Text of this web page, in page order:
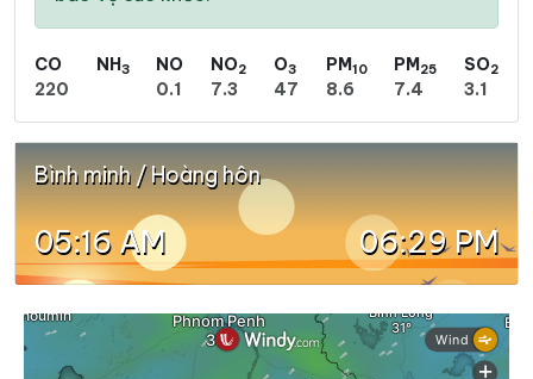
CO
220
NH3
NO
0.1
NO2
7.3
O3
47
PM10
8.6
PM25
7.4
SO2
3.1
Bình minh / Hoàng hôn
05:16 AM 06:29 PM